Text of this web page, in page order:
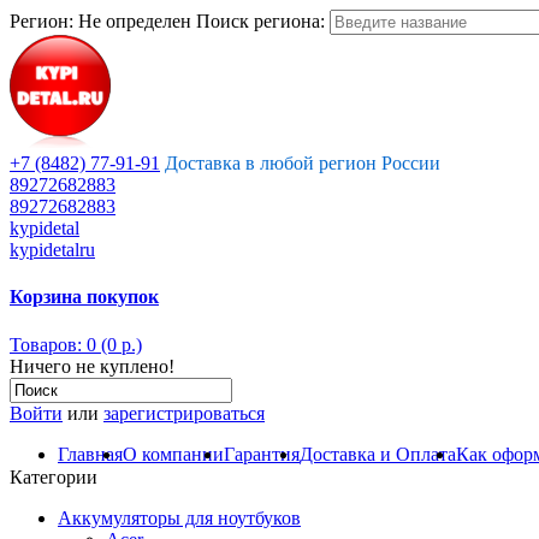
Регион: Не определен Поиск региона:
+7 (8482) 77-91-91 Доставка в любой регион России
89272682883
89272682883
kypidetal
kypidetalru
Корзина покупок
Товаров: 0 (0 р.)
Ничего не куплено!
Войти или зарегистрироваться
ГлавнаяО компанииГарантияДоставка и ОплатаКак
Категории
Аккумуляторы для ноутбуков